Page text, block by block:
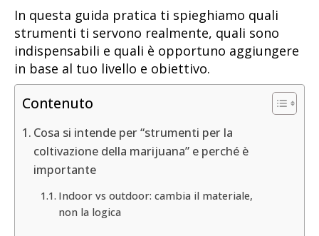
In questa guida pratica ti spieghiamo quali
strumenti ti servono realmente, quali sono
indispensabili e quali è opportuno aggiungere
in base al tuo livello e obiettivo.
Contenuto
Cosa si intende per “strumenti per la
coltivazione della marijuana” e perché è
importante
Indoor vs outdoor: cambia il materiale,
non la logica